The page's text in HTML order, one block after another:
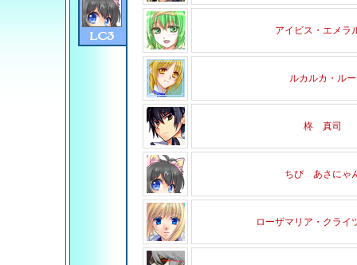
アイビス・エメラ
ルカルカ・ルー
柊 真司
ちび あさにゃ
ローザマリア・クライ